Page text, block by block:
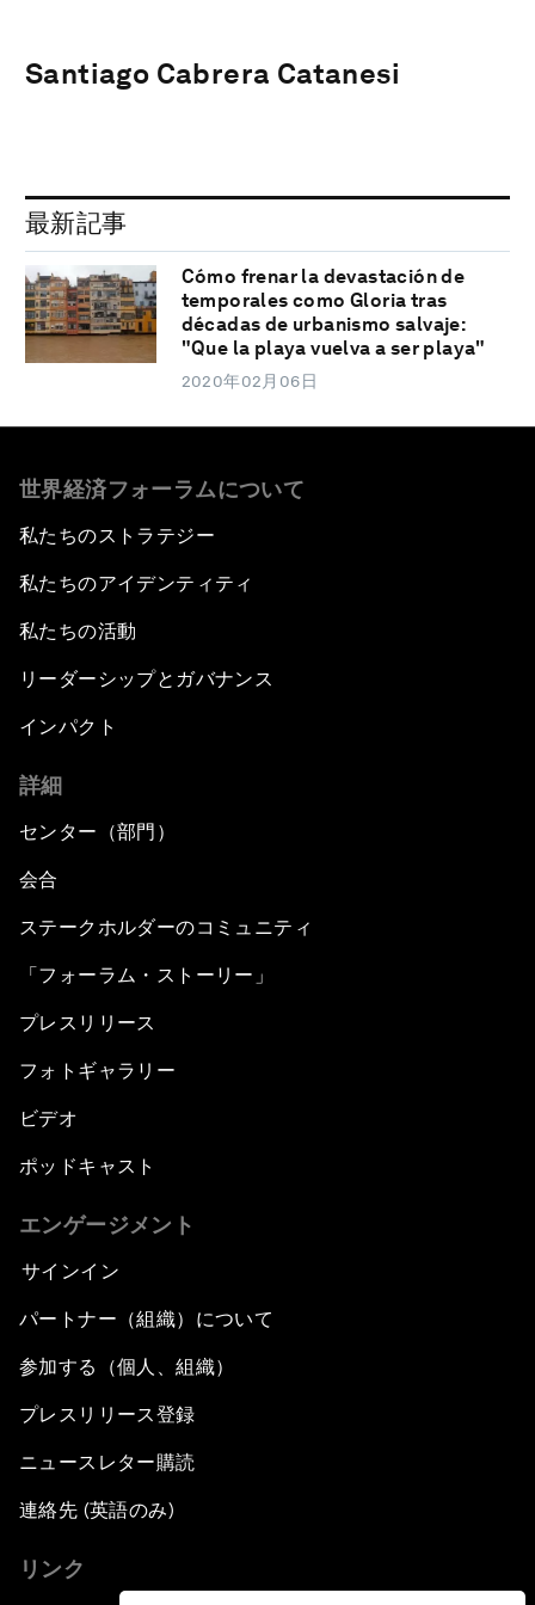
Santiago Cabrera Catanesi
最新記事
Cómo frenar la devastación de
temporales como Gloria tras
décadas de urbanismo salvaje:
"Que la playa vuelva a ser playa"
2020年02月06日
世界経済フォーラムについて
私たちのストラテジー
私たちのアイデンティティ
私たちの活動
リーダーシップとガバナンス
インパクト
詳細
センター（部門）
会合
ステークホルダーのコミュニティ
「フォーラム・ストーリー」
プレスリリース
フォトギャラリー
ビデオ
ポッドキャスト
エンゲージメント
サインイン
パートナー（組織）について
参加する（個人、組織）
プレスリリース登録
ニュースレター購読
連絡先 (英語のみ)
リンク